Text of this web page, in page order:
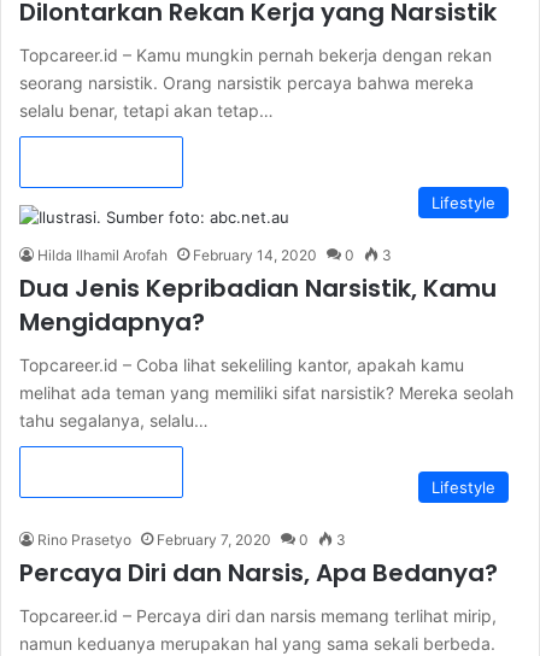
Dilontarkan Rekan Kerja yang Narsistik
Topcareer.id – Kamu mungkin pernah bekerja dengan rekan
seorang narsistik. Orang narsistik percaya bahwa mereka
selalu benar, tetapi akan tetap…
Lifestyle
Hilda Ilhamil Arofah February 14, 2020 0 3
Dua Jenis Kepribadian Narsistik, Kamu
Mengidapnya?
Topcareer.id – Coba lihat sekeliling kantor, apakah kamu
melihat ada teman yang memiliki sifat narsistik? Mereka seolah
tahu segalanya, selalu…
Lifestyle
Rino Prasetyo February 7, 2020 0 3
Percaya Diri dan Narsis, Apa Bedanya?
Topcareer.id – Percaya diri dan narsis memang terlihat mirip,
namun keduanya merupakan hal yang sama sekali berbeda.